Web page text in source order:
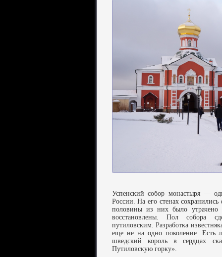
Успенский собор монастыря —
России. На его стенах
половины из них было утрачено
восстановлены. Пол собора
путиловским. Разработка
еще не на одно поколение. Есть
шведский король в сердцах
Путиловскую горку».